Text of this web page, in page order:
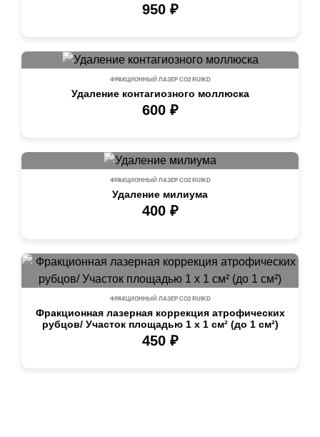
950 ₽
ФРАКЦИОННЫЙ ЛАЗЕР СО2 RUIKD
Удаление контагиозного моллюска
600 ₽
ФРАКЦИОННЫЙ ЛАЗЕР СО2 RUIKD
Удаление милиума
400 ₽
ФРАКЦИОННЫЙ ЛАЗЕР СО2 RUIKD
Фракционная лазерная коррекция атрофических
рубцов/ Участок площадью 1 х 1 см² (до 1 см²)
450 ₽